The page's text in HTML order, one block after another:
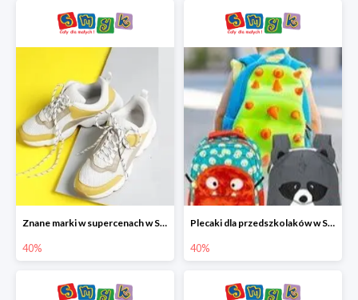
Znane marki w supercenach w Smyku - buty do -40%
40%
Plecaki dla przedszkolaków w Smyku do -40%
40%